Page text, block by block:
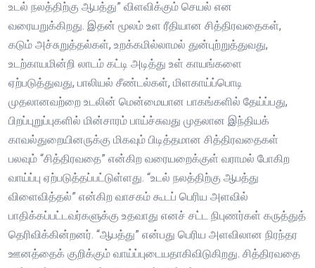
உடல் நலத்திற்கு ஆபத்து” விளவிக்கும் செயல் என
வரையறுக்கிறது. இதன் மூலம் உள ரீதியான சித்திரவதைகள்,
கடும் அச்சுறுத்தல்கள், உறக்கமில்லாமல் துன்புற்றுத்துவது,
உடற்காயமின்றி லாடம் கட்டி அடித்து உள் காயங்களை
ஏற்படுத்துவது, பாலியல் சீண்டல்கள், மிளகாய்ப்பொடி
முதலானவற்றை உடலின் மென்மையான பாகங்களில் தேய்ப்பது,
பிறப்புறுப்புகளில் மின்சாரம் பாய்ச்சுவது முதலான இந்தியக்
காவல்துறையினருக்கு மிகவும் பிடித்தமான சித்திரவதைகள்
பலவும் “சித்திரவதை” என்கிற வரையறைக்குள் வராமல் போகிற
வாய்ப்பு ஏற்படுத்தப்பட்டுள்ளது. “உடல் நலத்திற்கு ஆபத்து
விளைவித்தல்” என்கிற வாசகம் கூடப் பெரிய அளவில்
பாதிக்கப்பட்டவர்களுக்கு உதவாது எனச் சட்ட நிபுணர்கள் கருத்துத்
தெரிவிக்கின்றனர். “ஆபத்து” என்பது பெரிய அளவிலான நிரந்தர
ஊனத்தைக் குறிக்கும் வாய்ப்புடையதாகிவிடுகிறது. சித்திரவதை